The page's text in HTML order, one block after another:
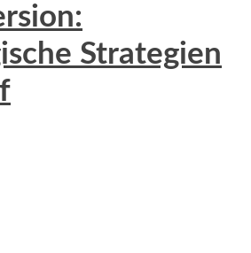
Strategien